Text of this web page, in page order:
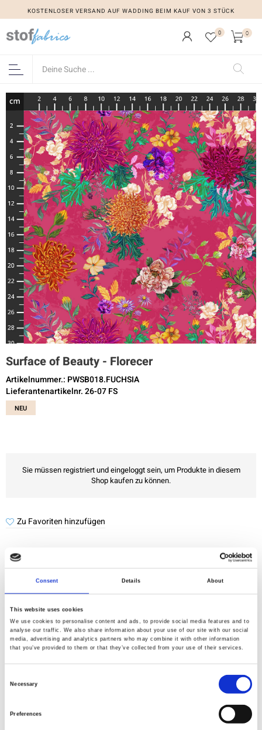
Consent Details About
This website uses cookies
We use cookies to personalise content and ads, to provide social media features and to
analyse our traffic. We also share information about your use of our site with our social
media, advertising and analytics partners who may combine it with other information
that you’ve provided to them or that they’ve collected from your use of their services.
Necessary
Preferences
KOSTENLOSER VERSAND AUF WADDING BEIM KAUF VON 3 STÜCK
0 0
Surface of Beauty - Florecer
Artikelnummer.: PWSB018.FUCHSIA
Lieferantenartikelnr. 26-07 FS
NEU
Sie müssen registriert und eingeloggt sein, um Produkte in diesem
Shop kaufen zu können.
Zu Favoriten hinzufügen
geprüft
Lieferung
Spezifikation
114,00
100% Baumwolle
0,143 Kg.